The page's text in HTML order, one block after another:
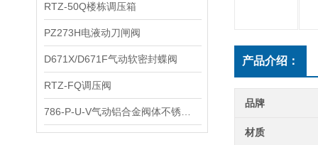
RTZ-50Q楼栋调压箱
PZ273H电液动刀闸阀
D671X/D671F气动软密封蝶阀
RTZ-FQ调压阀
产品介绍：
品牌
材质